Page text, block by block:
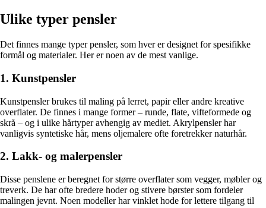
Ulike typer pensler
Det finnes mange typer pensler, som hver er designet for spesifikke
formål og materialer. Her er noen av de mest vanlige.
1. Kunstpensler
Kunstpensler brukes til maling på lerret, papir eller andre kreative
overflater. De finnes i mange former – runde, flate, vifteformede og
skrå – og i ulike hårtyper avhengig av mediet. Akrylpensler har
vanligvis syntetiske hår, mens oljemalere ofte foretrekker naturhår.
2. Lakk- og malerpensler
Disse penslene er beregnet for større overflater som vegger, møbler og
treverk. De har ofte bredere hoder og stivere børster som fordeler
malingen jevnt. Noen modeller har vinklet hode for lettere tilgang til